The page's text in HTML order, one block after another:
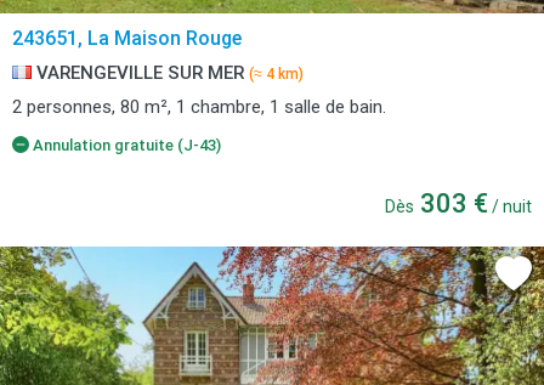
243651, La Maison Rouge
VARENGEVILLE SUR MER (≈ 4 km)
2 personnes, 80 m², 1 chambre, 1 salle de bain.
Annulation gratuite (J-43)
Dès 303 € / nuit